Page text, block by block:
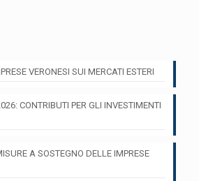
VERONESI SUI MERCATI ESTERI
CONTRIBUTI PER GLI INVESTIMENTI
A SOSTEGNO DELLE IMPRESE